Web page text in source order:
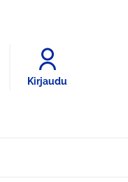
Kirjaudu